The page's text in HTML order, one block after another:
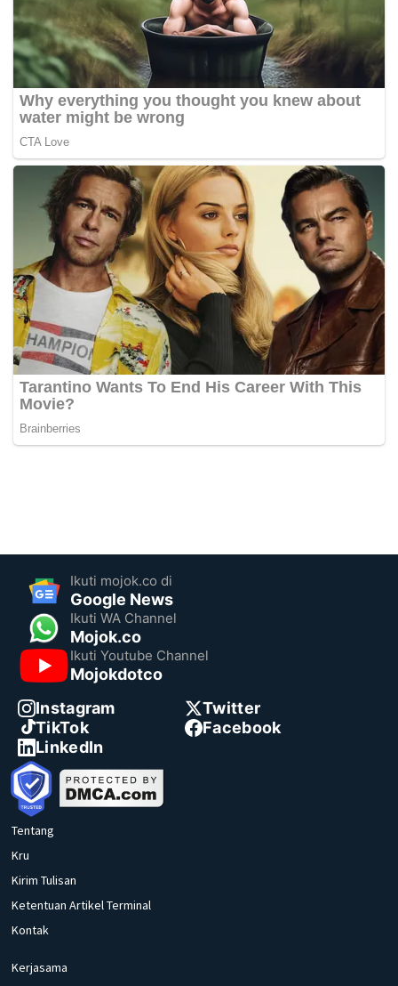
Ikuti mojok.co di
Google News
Ikuti WA Channel
Mojok.co
Ikuti Youtube Channel
Mojokdotco
Instagram
Twitter
TikTok
Facebook
LinkedIn
Tentang
Kru
Kirim Tulisan
Ketentuan Artikel Terminal
Kontak
Kerjasama